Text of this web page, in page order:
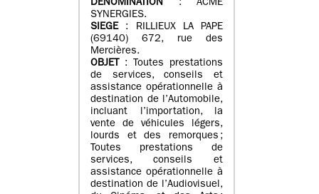
DENOMINATION : ACME
SYNERGIES.
SIEGE: RILLIEUX LA PAPE
(69140) 672, rue des
Mercières.
OBJET
: Toutes prestations
de services, conseils et
assistance opérationnelle à
destination de l’Automobile,
incluant l’importation, la
vente de véhicules légers,
lourds et des remorques ;
Toutes prestations de
services, conseils et
assistance opérationnelle à
destination de l’Audiovisuel,